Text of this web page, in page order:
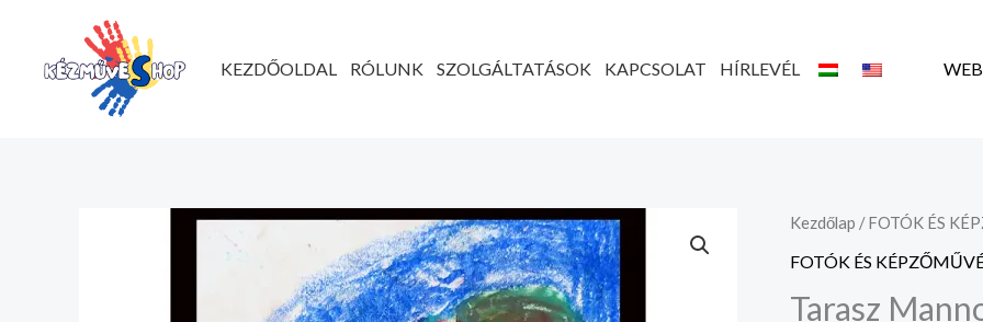
tartalomhoz
KEZDŐOLDAL RÓLUNK SZOLGÁLTATÁSOK KAPCSOLAT HÍRLEVÉL
Kezdőlap /FOTÓK ÉS
FOTÓK ÉS
Tarasz
Tarasz
Mannon